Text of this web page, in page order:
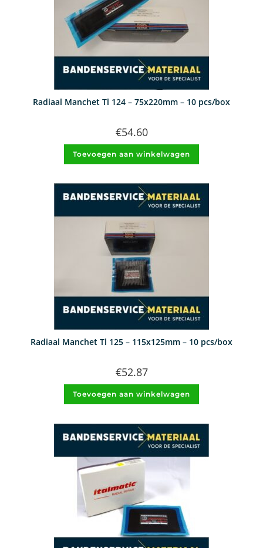
Radiaal Manchet Tl 124 – 75x220mm – 10 pcs/box
€54.60
Toevoegen aan winkelwagen
Radiaal Manchet Tl 125 – 115x125mm – 10 pcs/box
€52.87
Toevoegen aan winkelwagen